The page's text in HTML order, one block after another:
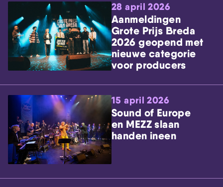
28 april 2026
Aanmeldingen
Grote Prijs Breda
2026 geopend met
nieuwe categorie
voor producers
15 april 2026
Sound of Europe
en MEZZ slaan
handen ineen